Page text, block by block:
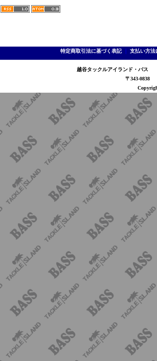
特定商取引法に基づく表記｜ 支払い方法
越谷タックルアイランド・バ
〒343-0838